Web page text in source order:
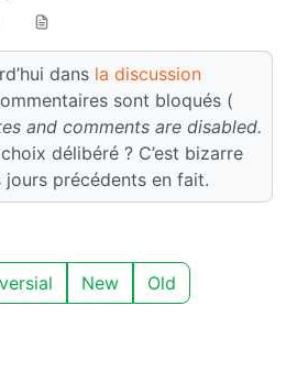
dans la discussion
sont bloqués (
and comments are disabled.
délibéré ? C’est bizarre
jours précédents en fait.
New Old